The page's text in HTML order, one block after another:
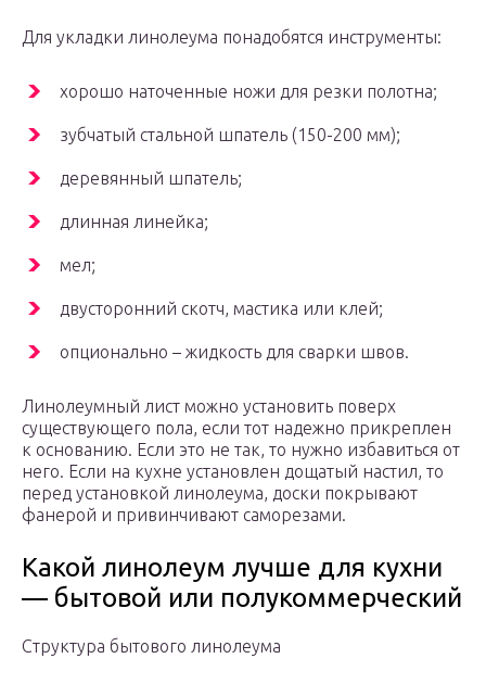
Для укладки линолеума понадобятся инструменты:
хорошо наточенные ножи для резки полотна;
зубчатый стальной шпатель (150-200 мм);
деревянный шпатель;
длинная линейка;
мел;
двусторонний скотч, мастика или клей;
опционально – жидкость для сварки швов.
Линолеумный лист можно установить поверх
существующего пола, если тот надежно прикреплен
к основанию. Если это не так, то нужно избавиться от
него. Если на кухне установлен дощатый настил, то
перед установкой линолеума, доски покрывают
фанерой и привинчивают саморезами.
Какой линолеум лучше для кухни
— бытовой или полукоммерческий
Структура бытового линолеума